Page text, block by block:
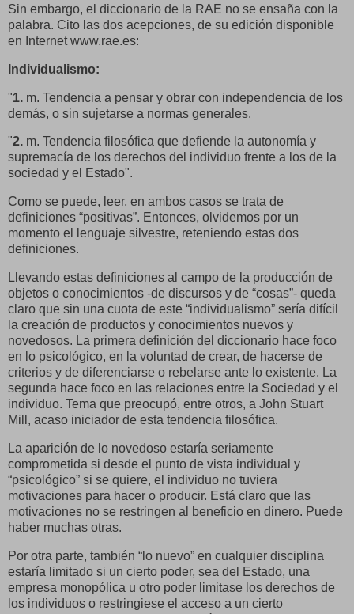
Sin embargo, el diccionario de la RAE no se ensaña con la
palabra. Cito las dos acepciones, de su edición disponible
en Internet www.rae.es:
Individualismo:
"1. m. Tendencia a pensar y obrar con independencia de los
demás, o sin sujetarse a normas generales.
"2. m. Tendencia filosófica que defiende la autonomía y
supremacía de los derechos del individuo frente a los de la
sociedad y el Estado".
Como se puede, leer, en ambos casos se trata de
definiciones “positivas”. Entonces, olvidemos por un
momento el lenguaje silvestre, reteniendo estas dos
definiciones.
Llevando estas definiciones al campo de la producción de
objetos o conocimientos -de discursos y de “cosas”- queda
claro que sin una cuota de este “individualismo” sería difícil
la creación de productos y conocimientos nuevos y
novedosos. La primera definición del diccionario hace foco
en lo psicológico, en la voluntad de crear, de hacerse de
criterios y de diferenciarse o rebelarse ante lo existente. La
segunda hace foco en las relaciones entre la Sociedad y el
individuo. Tema que preocupó, entre otros, a John Stuart
Mill, acaso iniciador de esta tendencia filosófica.
La aparición de lo novedoso estaría seriamente
comprometida si desde el punto de vista individual y
“psicológico” si se quiere, el individuo no tuviera
motivaciones para hacer o producir. Está claro que las
motivaciones no se restringen al beneficio en dinero. Puede
haber muchas otras.
Por otra parte, también “lo nuevo” en cualquier disciplina
estaría limitado si un cierto poder, sea del Estado, una
empresa monopólica u otro poder limitase los derechos de
los individuos o restringiese el acceso a un cierto